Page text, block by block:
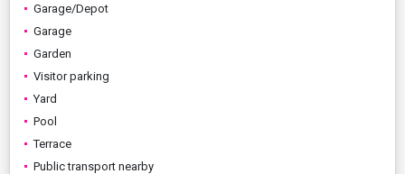
Garage/Depot
Garage
Garden
Visitor parking
Yard
Pool
Terrace
Public transport nearby